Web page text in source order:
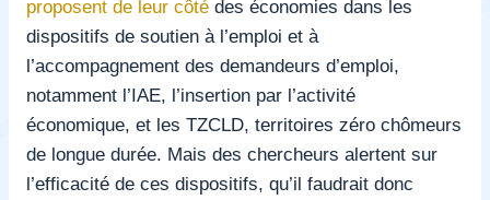
proposent de leur côté des économies dans les
dispositifs de soutien à l’emploi et à
l’accompagnement des demandeurs d’emploi,
notamment l’IAE, l’insertion par l’activité
économique, et les TZCLD, territoires zéro chômeurs
de longue durée. Mais des chercheurs alertent sur
l’efficacité de ces dispositifs, qu’il faudrait donc